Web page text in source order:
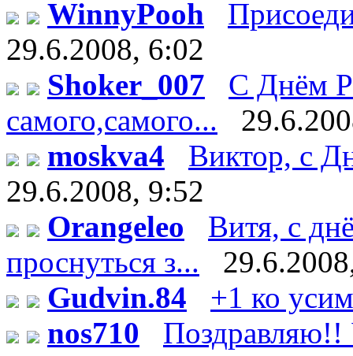
WinnyPooh
29.6.2008, 6:02
Shoker_007
С Днём
самого,самого...
moskva4
Виктор, с
29.6.2008, 9:52
Orangeleo
Витя, с
проснуться з...
Gudvin.84
+1 ко усим
nos710
Поздравляю!!